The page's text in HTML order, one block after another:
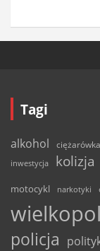
Tagi
alkohol ciężarówka
inwestycja
kolizja
motocykl narkotyki
policja